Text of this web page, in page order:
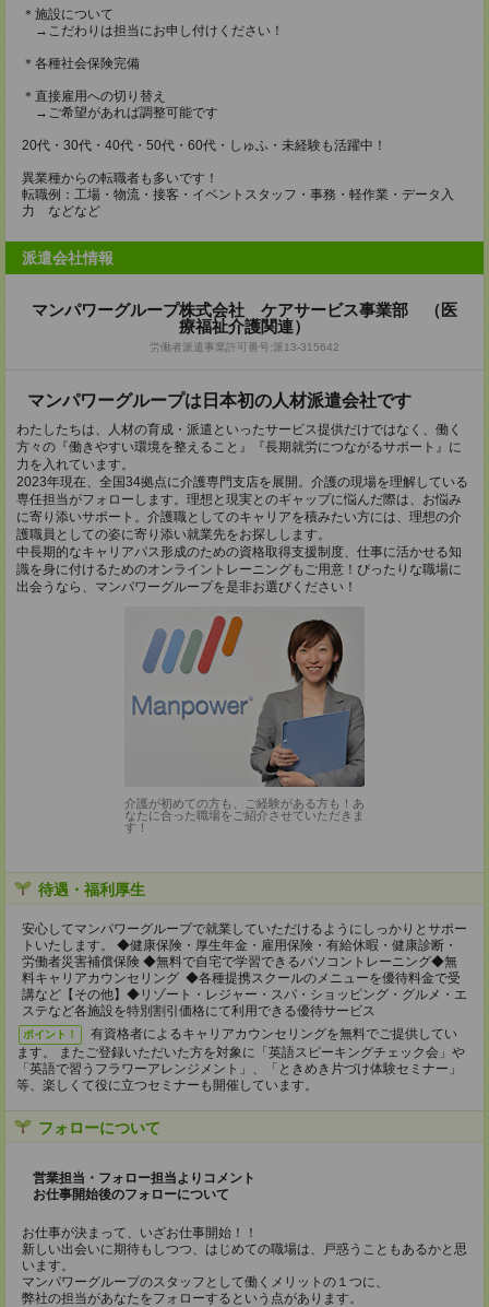
＊施設について
→こだわりは担当にお申し付けください！
＊各種社会保険完備
＊直接雇用への切り替え
→ご希望があれば調整可能です
20代・30代・40代・50代・60代・しゅふ・未経験も活躍中！
異業種からの転職者も多いです！
転職例：工場・物流・接客・イベントスタッフ・事務・軽作業・データ入
力 などなど
派遣会社情報
マンパワーグループ株式会社 ケアサービス事業部 （医
療福祉介護関連）
労働者派遣事業許可番号:派13-315642
マンパワーグループは日本初の人材派遣会社です
わたしたちは、人材の育成・派遣といったサービス提供だけではなく、働く
方々の『働きやすい環境を整えること』『長期就労につながるサポート』に
力を入れています。
2023年現在、全国34拠点に介護専門支店を展開。介護の現場を理解している
専任担当がフォローします。理想と現実とのギャップに悩んだ際は、お悩み
に寄り添いサポート。介護職としてのキャリアを積みたい方には、理想の介
護職員としての姿に寄り添い就業先をお探しします。
中長期的なキャリアパス形成のための資格取得支援制度、仕事に活かせる知
識を身に付けるためのオンライントレーニングもご用意！ぴったりな職場に
出会うなら、マンパワーグループを是非お選びください！
介護が初めての方も、ご経験がある方も！あ
なたに合った職場をご紹介させていただきま
す！
待遇・福利厚生
安心してマンパワーグループで就業していただけるようにしっかりとサポー
トいたします。 ◆健康保険・厚生年金・雇用保険・有給休暇・健康診断・
労働者災害補償保険 ◆無料で自宅で学習できるパソコントレーニング◆無
料キャリアカウンセリング ◆各種提携スクールのメニューを優待料金で受
講など【その他】◆リゾート・レジャー・スパ・ショッピング・グルメ・エ
ステなど各施設を特別割引価格にて利用できる優待サービス
ポイント！
有資格者によるキャリアカウンセリングを無料でご提供してい
ます。 またご登録いただいた方を対象に「英語スピーキングチェック会」や
「英語で習うフラワーアレンジメント」、「ときめき片づけ体験セミナー」
等、楽しくて役に立つセミナーも開催しています。
フォローについて
営業担当・フォロー担当よりコメント
お仕事開始後のフォローについて
お仕事が決まって、いざお仕事開始！！
新しい出会いに期待もしつつ、はじめての職場は、戸惑うこともあるかと思
います。
マンパワーグループのスタッフとして働くメリットの１つに、
弊社の担当があなたをフォローするという点があります。